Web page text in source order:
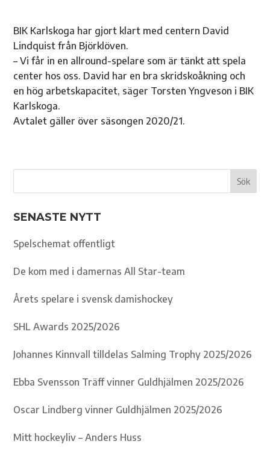
BIK Karlskoga har gjort klart med centern David
Lindquist från Björklöven.
– Vi får in en allround-spelare som är tänkt att spela
center hos oss. David har en bra skridskoåkning och
en hög arbetskapacitet, säger Torsten Yngveson i BIK
Karlskoga.
Avtalet gäller över säsongen 2020/21.
SENASTE NYTT
Spelschemat offentligt
De kom med i damernas All Star-team
Årets spelare i svensk damishockey
SHL Awards 2025/2026
Johannes Kinnvall tilldelas Salming Trophy 2025/2026
Ebba Svensson Träff vinner Guldhjälmen 2025/2026
Oscar Lindberg vinner Guldhjälmen 2025/2026
Mitt hockeyliv – Anders Huss